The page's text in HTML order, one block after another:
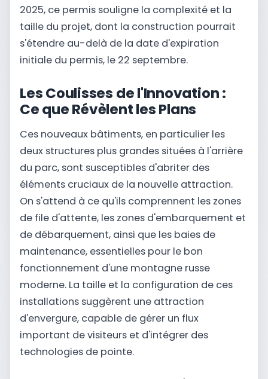
2025, ce permis souligne la complexité et la
taille du projet, dont la construction pourrait
s'étendre au-delà de la date d'expiration
initiale du permis, le 22 septembre.
Les Coulisses de l'Innovation :
Ce que Révèlent les Plans
Ces nouveaux bâtiments, en particulier les
deux structures plus grandes situées à l'arrière
du parc, sont susceptibles d'abriter des
éléments cruciaux de la nouvelle attraction.
On s'attend à ce qu'ils comprennent les zones
de file d'attente, les zones d'embarquement et
de débarquement, ainsi que les baies de
maintenance, essentielles pour le bon
fonctionnement d'une montagne russe
moderne. La taille et la configuration de ces
installations suggèrent une attraction
d'envergure, capable de gérer un flux
important de visiteurs et d'intégrer des
technologies de pointe.